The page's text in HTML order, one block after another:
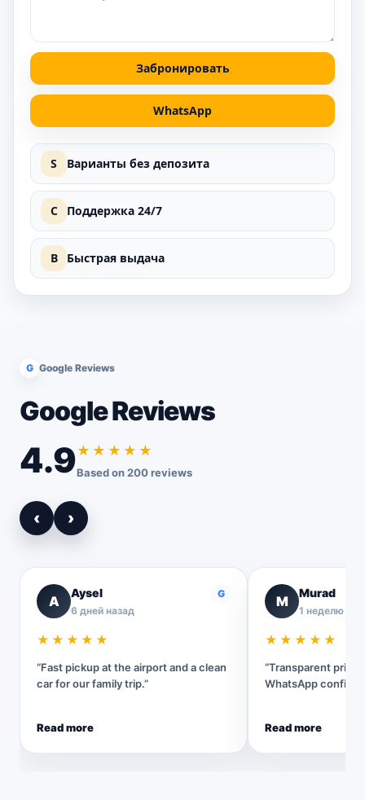
Забронировать
WhatsApp
S Варианты без депозита
C Поддержка 24/7
B Быстрая выдача
G Google Reviews
Google Reviews
4.9★★★★★
Based on 200 reviews
‹ ›
A
Aysel
6 дней назад
G
★★★★★
“Fast pickup at the airport and a clean
car for our family trip.”
Read more
M
Murad
1 неделю
★★★★★
“Transparent
WhatsApp
Read more